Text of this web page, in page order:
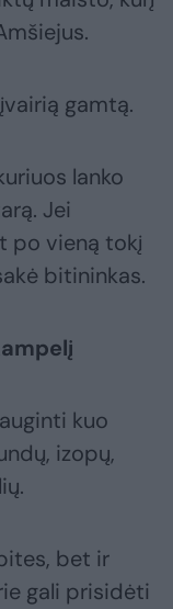
gamtą.
lanko
Jei
po vieną tokį
bitininkas.
kuo
izopų,
bet ir
gali prisidėti